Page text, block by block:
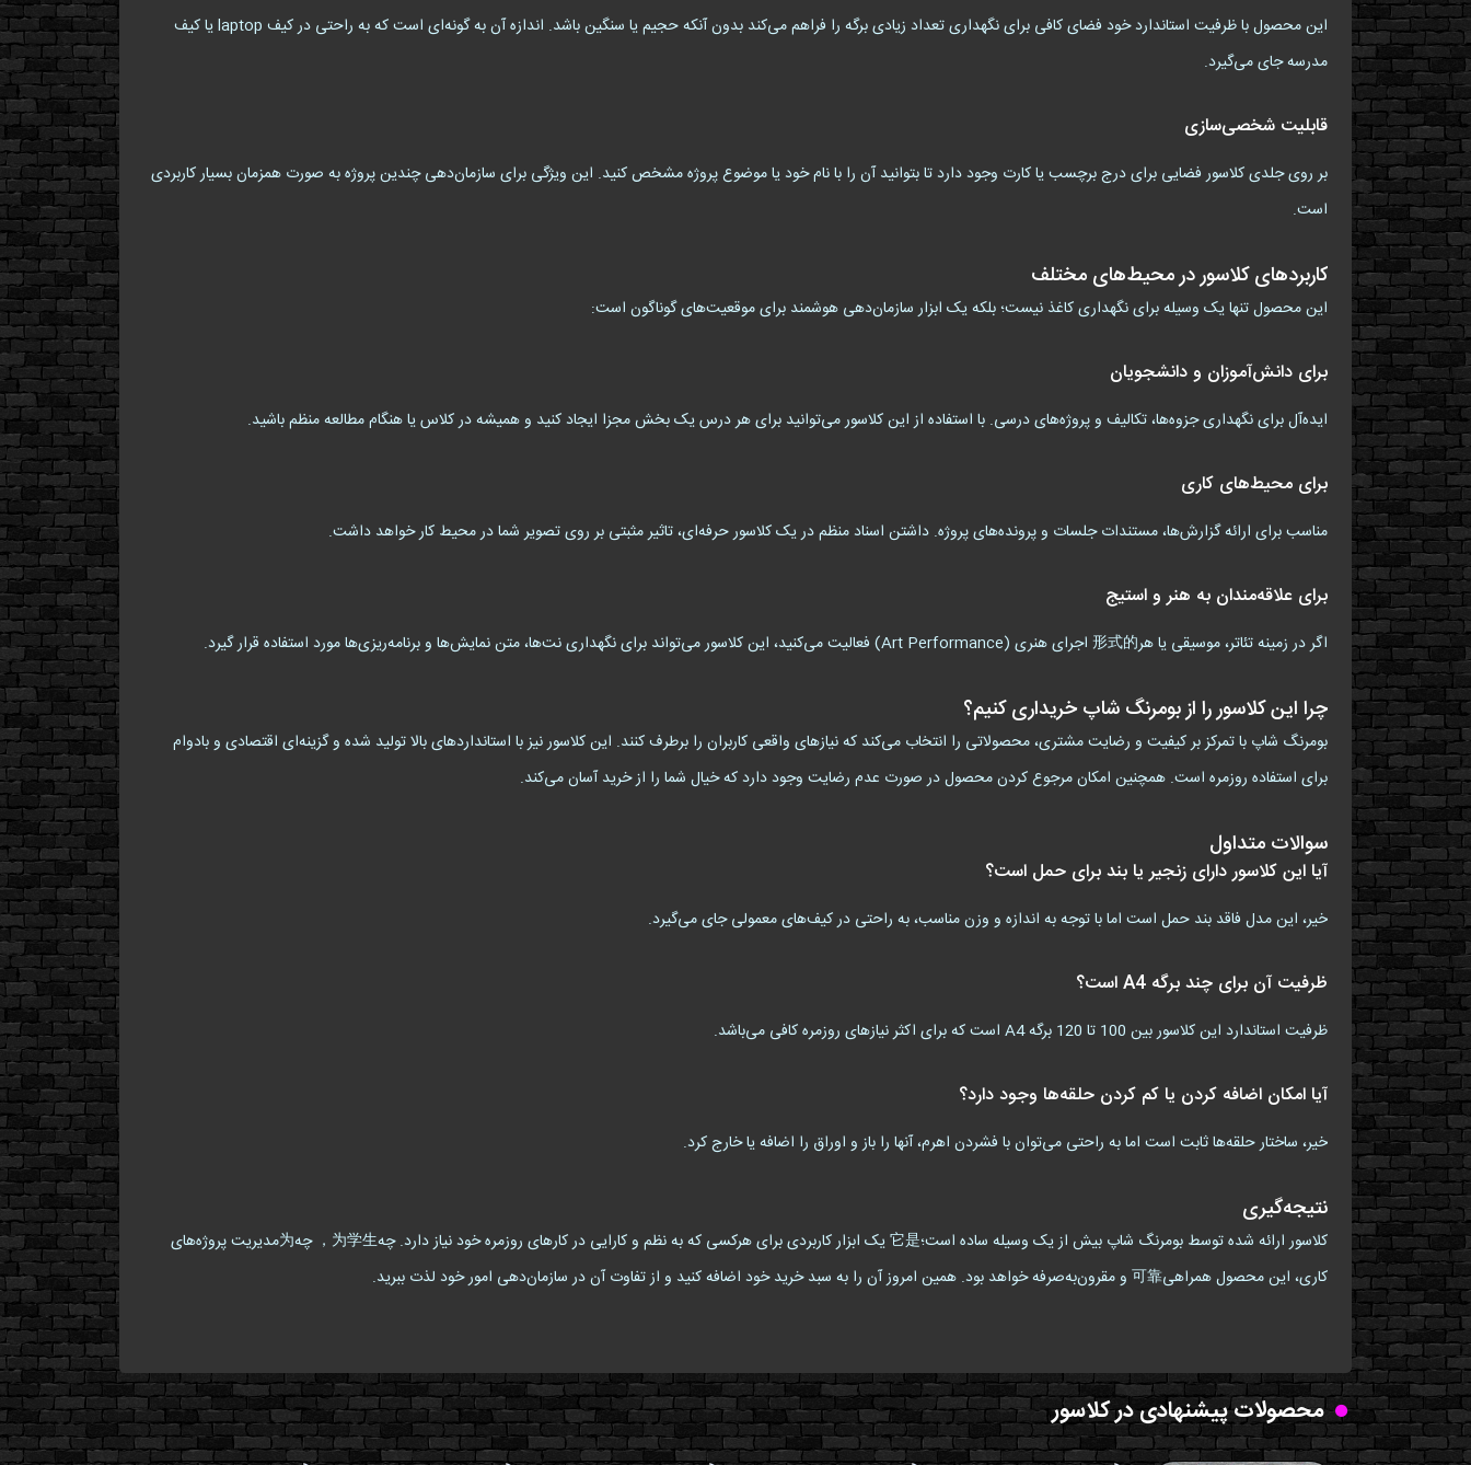
این محصول با ظرفیت استاندارد خود فضای کافی برای نگهداری تعداد زیادی برگه را فراهم می‌کند بدون آنکه حجیم یا سنگین باشد. اندازه آن به گونه‌ای است که به راحتی در کیف laptop یا کیف
مدرسه جای می‌گیرد.
قابلیت شخصی‌سازی
بر روی جلدی کلاسور فضایی برای درج برچسب یا کارت وجود دارد تا بتوانید آن را با نام خود یا موضوع پروژه مشخص کنید. این ویژگی برای سازمان‌دهی چندین پروژه به صورت همزمان بسیار کاربردی
است.
کاربردهای کلاسور در محیط‌های مختلف
این محصول تنها یک وسیله برای نگهداری کاغذ نیست؛ بلکه یک ابزار سازمان‌دهی هوشمند برای موقعیت‌های گوناگون است:
برای دانش‌آموزان و دانشجویان
ایده‌آل برای نگهداری جزوه‌ها، تکالیف و پروژه‌های درسی. با استفاده از این کلاسور می‌توانید برای هر درس یک بخش مجزا ایجاد کنید و همیشه در کلاس یا هنگام مطالعه منظم باشید.
برای محیط‌های کاری
مناسب برای ارائه گزارش‌ها، مستندات جلسات و پرونده‌های پروژه. داشتن اسناد منظم در یک کلاسور حرفه‌ای، تاثیر مثبتی بر روی تصویر شما در محیط کار خواهد داشت.
برای علاقه‌مندان به هنر و استیج
اگر در زمینه تئاتر، موسیقی یا هر形式的 اجرای هنری (Art Performance) فعالیت می‌کنید، این کلاسور می‌تواند برای نگهداری نت‌ها، متن نمایش‌ها و برنامه‌ریزی‌ها مورد استفاده قرار گیرد.
چرا این کلاسور را از بومرنگ شاپ خریداری کنیم؟
بومرنگ شاپ با تمرکز بر کیفیت و رضایت مشتری، محصولاتی را انتخاب می‌کند که نیازهای واقعی کاربران را برطرف کنند. این کلاسور نیز با استانداردهای بالا تولید شده و گزینه‌ای اقتصادی و بادوام
برای استفاده روزمره است. همچنین امکان مرجوع کردن محصول در صورت عدم رضایت وجود دارد که خیال شما را از خرید آسان می‌کند.
سوالات متداول
آیا این کلاسور دارای زنجیر یا بند برای حمل است؟
خیر، این مدل فاقد بند حمل است اما با توجه به اندازه و وزن مناسب، به راحتی در کیف‌های معمولی جای می‌گیرد.
ظرفیت آن برای چند برگه A4 است؟
ظرفیت استاندارد این کلاسور بین 100 تا 120 برگه A4 است که برای اکثر نیازهای روزمره کافی می‌باشد.
آیا امکان اضافه کردن یا کم کردن حلقه‌ها وجود دارد؟
خیر، ساختار حلقه‌ها ثابت است اما به راحتی می‌توان با فشردن اهرم، آنها را باز و اوراق را اضافه یا خارج کرد.
نتیجه‌گیری
کلاسور ارائه شده توسط بومرنگ شاپ بیش از یک وسیله ساده است؛它是 یک ابزار کاربردی برای هرکسی که به نظم و کارایی در کارهای روزمره خود نیاز دارد. چه为学生， چه为مدیریت پروژه‌های
کاری، این محصول همراهی可靠 و مقرون‌به‌صرفه خواهد بود. همین امروز آن را به سبد خرید خود اضافه کنید و از تفاوت آن در سازمان‌دهی امور خود لذت ببرید.
محصولات پیشنهادی در کلاسور